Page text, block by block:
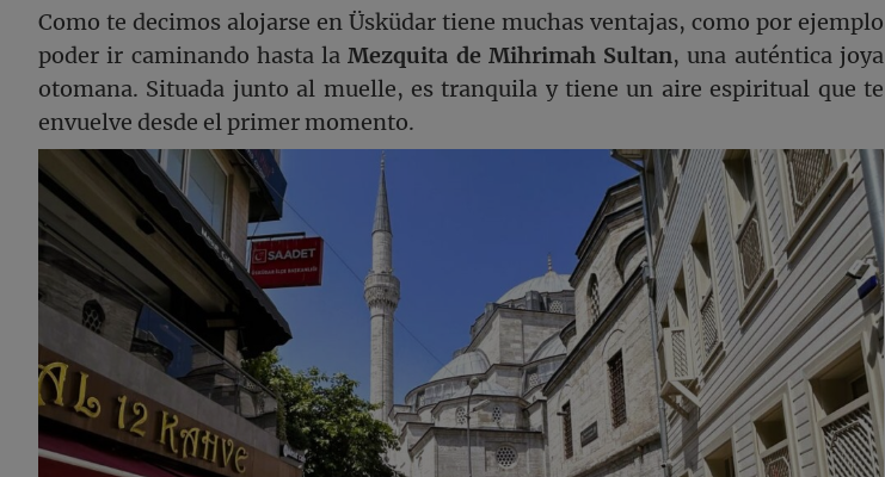
Como te decimos alojarse en Üsküdar tiene muchas ventajas, como por ejemplo
poder ir caminando hasta laMezquita de Mihrimah Sultan, una auténtica joya
otomana. Situada junto al muelle, es tranquila y tiene un aire espiritual que te
envuelve desde el primer momento.